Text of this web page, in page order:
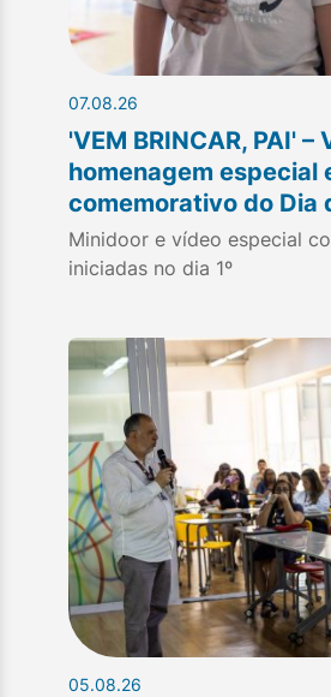
07.08.26
'VEM BRINCAR, PAI' –
homenagem especial
comemorativo do Dia
Minidoor e vídeo especial
iniciadas no dia 1º
05.08.26